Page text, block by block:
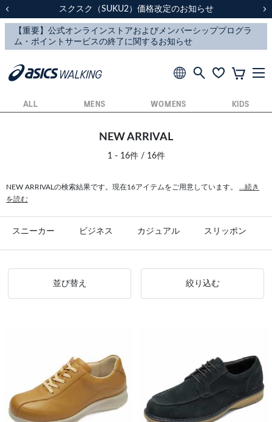
スクスク（SUKU2）価格改定のお知らせ
配送に関するお知らせ
スクスク（SUKU2）価格改定のお知らせ
配送に関するお知らせ
ALL MENS WOMENS KIDS
NEW ARRIVAL
1 - 16件 / 16件
NEW ARRIVALの検索結果です。現在16アイテムをご用意しています。
...続き
を読む
スニーカー ビジネス カジュアル スリッポン
並び替え 絞り込む